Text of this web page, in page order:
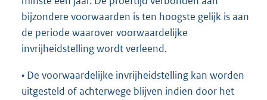
bijzondere voorwaarden is ten hoogste gelijk is aan
de periode waarover voorwaardelijke
invrijheidstelling wordt verleend.
• De voorwaardelijke invrijheidstelling kan worden
uitgesteld of achterwege blijven indien door het